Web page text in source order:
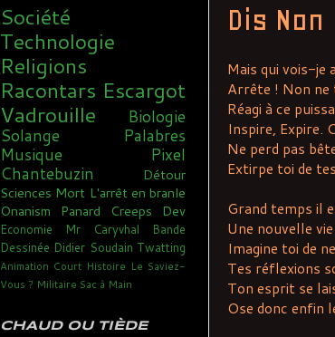
Dis Non
Mais qui vois-je
Arrête ! Non ne
Réagi à ce
Inspire, Expire.
Ne perd pas
Extirpe toi de
Grand temps il
Une nouvelle
Imagine toi de
Tes réflexions
Ton esprit se
Ose donc enfin
Société
Technologie
Religions
Racontars Escargot
Vadrouille
Biologie
Solange
Palabres
Musique
Pixel
Chantebuzin
Détour
Sciences Mort L'arrêt en branle
Onanism
Panard Creeps Dev
Economie Mr Caryvhal
Bande
Dessinée Didier Soudain Twatting
Animation Court Histoire Le Saviez-
Vous ? Militaire Sac à Main
CHAUD OU TIÈDE